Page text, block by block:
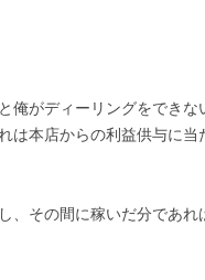
がディーリングをできな
は本店からの利益供与に当
、その間に稼いだ分であれ